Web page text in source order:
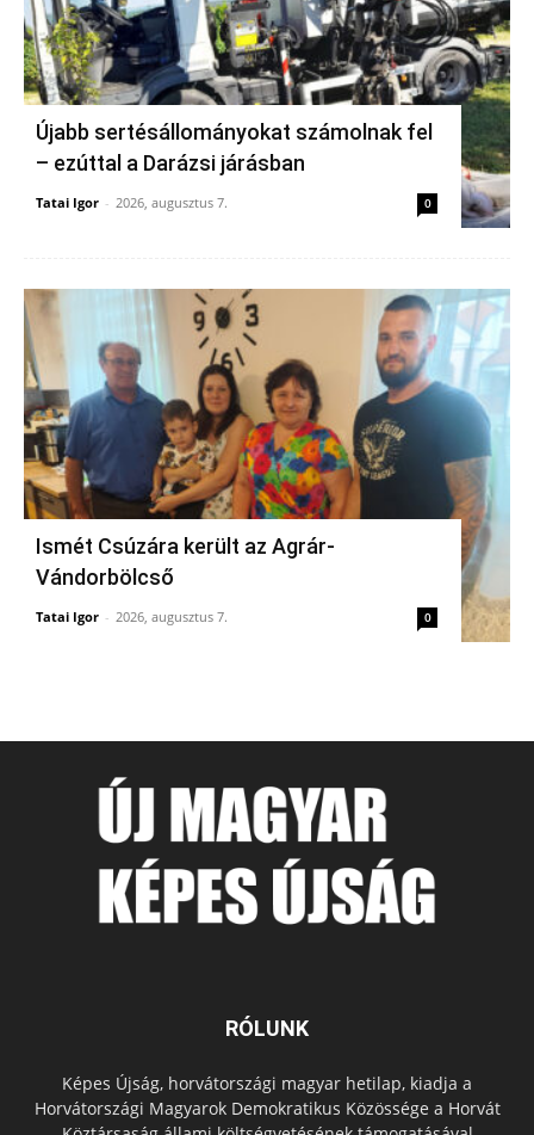
Újabb sertésállományokat számolnak fel
– ezúttal a Darázsi járásban
Tatai Igor - 2026, augusztus 7. 0
Ismét Csúzára került az Agrár-
Vándorbölcső
Tatai Igor - 2026, augusztus 7. 0
RÓLUNK
Képes Újság, horvátországi magyar hetilap, kiadja a
Horvátországi Magyarok Demokratikus Közössége a Horvát